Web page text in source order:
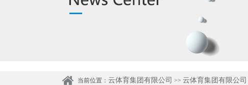
当前位置： 云体育集团有限公司 >> 云体育集团有限公司